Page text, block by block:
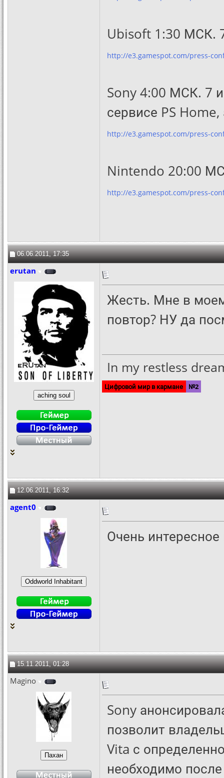
Ubisoft 1:30 МСК.
http://e3.gamespot.com/press-
Sony 4:00 МСК. 7
сервисе PS
http://e3.gamespot.com/press-
Nintendo 20:00
http://e3.gamespot.com/press-
06.06.2011, 17:35
erutan
Жесть. Мне в
повтор? НУ да
In my restless
Цифровой мир в кармане №2
12.06.2011, 16:32
agent0
Очень
15.11.2011, 01:28
Magino
Sony
позволит
Vita с
необходимо